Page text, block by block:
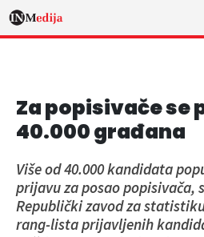
Za popisivače se
40.000 građana
Više od 40.000 kandidata
prijavu za posao popisivača,
Republički zavod za
rang-lista prijavljenih